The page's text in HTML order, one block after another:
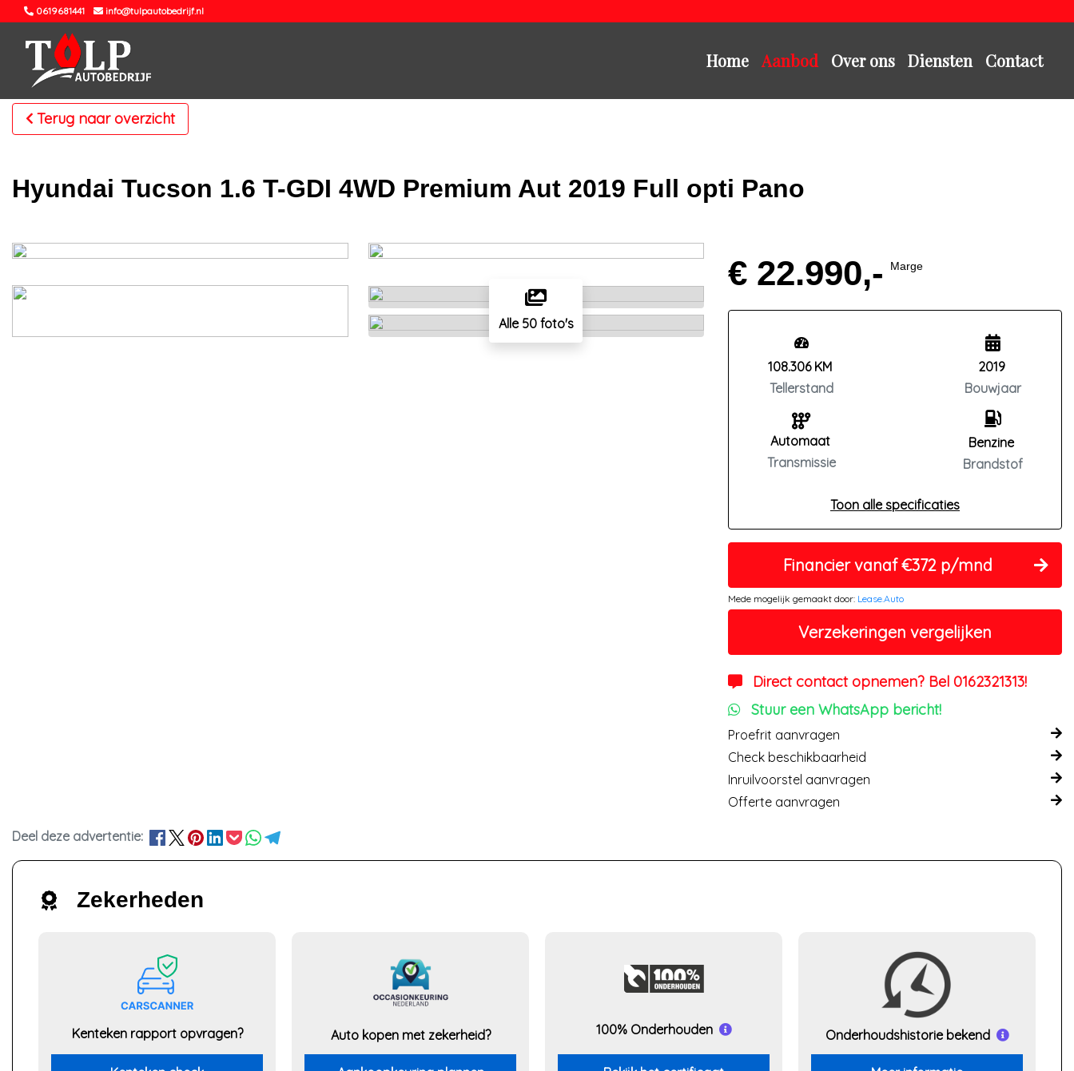
0619681441 info@tulpautobedrijf.nl
Home Aanbod Over ons Diensten Contact
Terug naar overzicht
Hyundai Tucson 1.6 T-GDI 4WD Premium Aut 2019 Full opti Pano
Alle 50 foto's
€ 22.990,- Marge
108.306 KM
Tellerstand
Automaat
Transmissie
2019
Bouwjaar
Benzine
Brandstof
Toon alle specificaties
Financier vanaf €372 p/mnd
Mede mogelijk gemaakt door: Lease.Auto
Verzekeringen vergelijken
Direct contact opnemen? Bel 0162321313!
Stuur een WhatsApp bericht!
Proefrit aanvragen
Check beschikbaarheid
Inruilvoorstel aanvragen
Offerte aanvragen
Deel deze advertentie:
Zekerheden
Kenteken rapport opvragen? Auto kopen met zekerheid? 100% Onderhouden Onderhoudshistorie bekend